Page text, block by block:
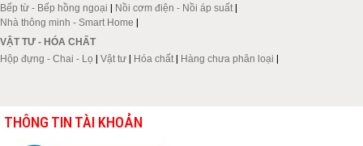
Bếp từ - Bếp hồng ngoại | Nồi cơm điện - Nồi áp suất |
Nhà thông minh - Smart Home |
VẬT TƯ - HÓA CHẤT
Hộp đựng - Chai - Lọ | Vật tư | Hóa chất | Hàng chưa phân loại |
THÔNG TIN TÀI KHOẢN